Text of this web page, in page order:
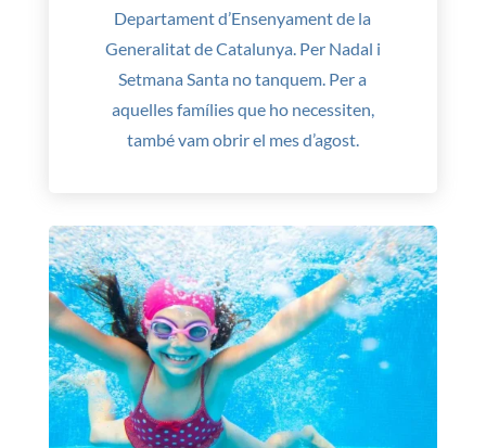
Departament d’Ensenyament de la
Generalitat de Catalunya. Per Nadal i
Setmana Santa no tanquem. Per a
aquelles famílies que ho necessiten,
també vam obrir el mes d’agost.